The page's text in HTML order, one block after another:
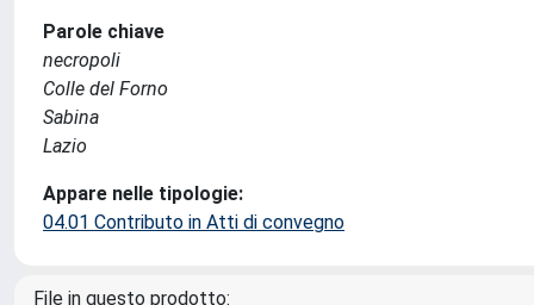
Parole chiave
necropoli
Colle del Forno
Sabina
Lazio
Appare nelle tipologie:
04.01 Contributo in Atti di convegno
File in questo prodotto: